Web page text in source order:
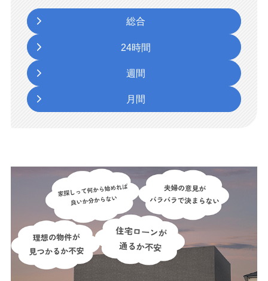
総合
24時間
週間
月間